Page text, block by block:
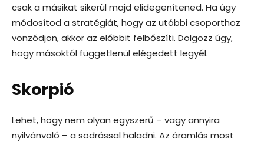
csak a másikat sikerül majd elidegenítened. Ha úgy
módosítod a stratégiát, hogy az utóbbi csoporthoz
vonzódjon, akkor az előbbit felbőszíti. Dolgozz úgy,
hogy másoktól függetlenül elégedett legyél.
Skorpió
Lehet, hogy nem olyan egyszerű – vagy annyira
nyilvánvaló – a sodrással haladni. Az áramlás most